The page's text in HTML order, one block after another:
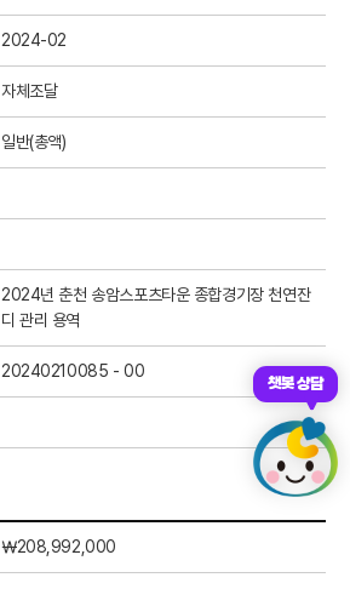
2024-02
자체조달
일반(총액)
2024년 춘천 송암스포츠타운 종합경기장 천연잔
디 관리 용역
20240210085 - 00
￦208,992,000
챗봇 상담